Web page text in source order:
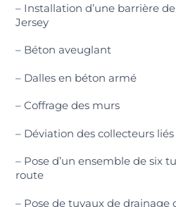
– Installation d’une barrière
Jersey
– Béton aveuglant
– Dalles en béton armé
– Coffrage des murs
– Déviation des collecteurs
– Pose d’un ensemble de six
route
– Pose de tuyaux de